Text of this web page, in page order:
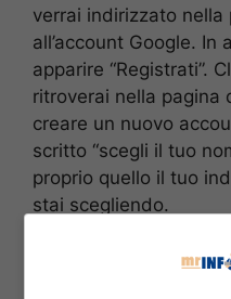
verrai indirizzato nella
all’account Google.
apparire “Registrati”.
ritroverai nella pagina
creare un nuovo
scritto “scegli il tuo
proprio quello il tuo
stai scegliendo.
Nota bene: non